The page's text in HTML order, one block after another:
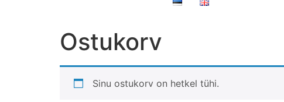
Ostukorv
Sinu ostukorv on hetkel tühi.